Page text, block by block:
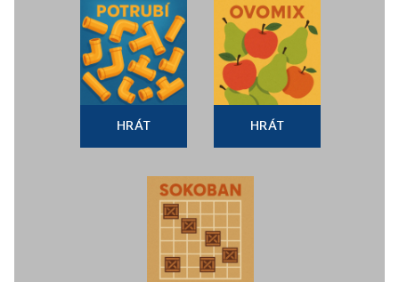
HRÁT HRÁT